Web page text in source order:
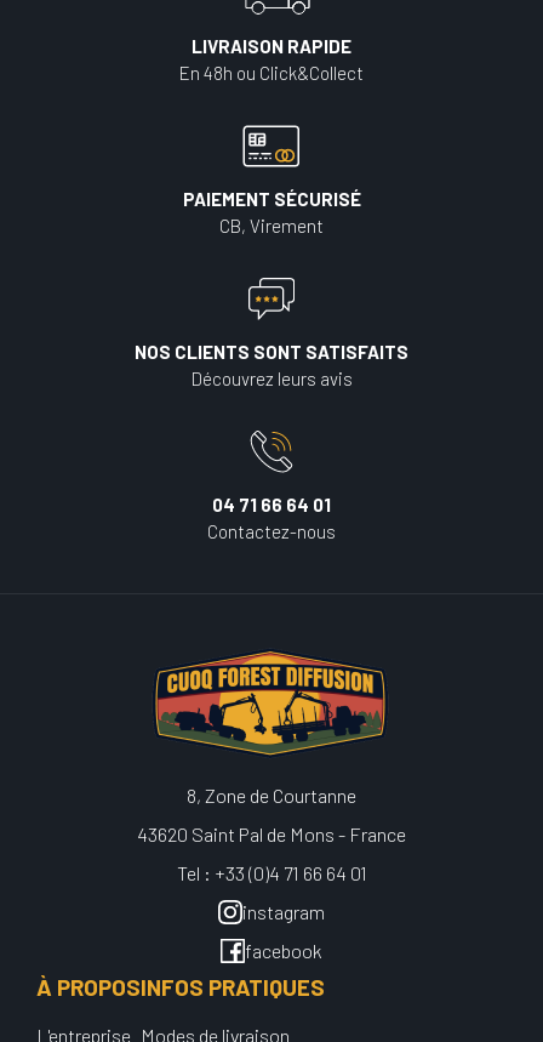
LIVRAISON RAPIDE
En 48h ou Click&Collect
PAIEMENT SÉCURISÉ
CB, Virement
NOS CLIENTS SONT SATISFAITS
Découvrez leurs avis
04 71 66 64 01
Contactez-nous
8, Zone de Courtanne
43620 Saint Pal de Mons - France
Tel : +33 (0)4 71 66 64 01
instagram
facebook
À PROPOS
L'entreprise
INFOS PRATIQUES
Modes de livraison